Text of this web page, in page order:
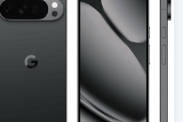
和12的同比增长。与此同时，平板
电脑市场也呈现显著上升态势，该
季度出货量为910万台，同比增长
18%。华为笔记本电脑数据显示，
二季度中国大陆台式机与笔记本市
场总出货量为1020万台，同比增长